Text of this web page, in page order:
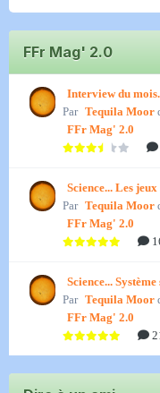
FFr Mag' 2.0
Interview du
Par Tequila Moor
FFr Mag' 2.0
Science... Les
Par Tequila Moor
FFr Mag' 2.0
Science...
Par Tequila Moor
FFr Mag' 2.0